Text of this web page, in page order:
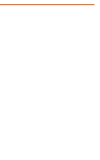
トでのご注文と店頭処理との時
、事前に在庫の確認をお電話か
いいたします。
よび内部機械に代替部品を使用
す。
承くださいませ。